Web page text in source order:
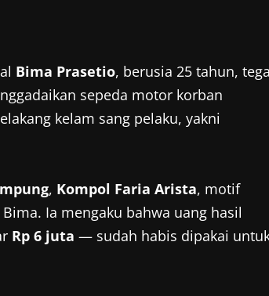
Bima Prasetio, berusia 25 tahun,
sepeda motor korban
kelam sang pelaku, yakni
, Kompol Faria Arista, motif
Ia mengaku bahwa uang hasil
Rp 6 juta — sudah habis dipakai